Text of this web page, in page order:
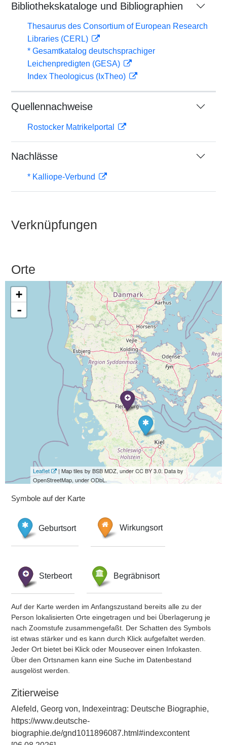
Bibliothekskataloge und Bibliographien
Thesaurus des Consortium of European Research
Libraries (CERL)
* Gesamtkatalog deutschsprachiger
Leichenpredigten (GESA)
Index Theologicus (IxTheo)
Quellennachweise
Rostocker Matrikelportal
Nachlässe
* Kalliope-Verbund
Verknüpfungen
Orte
+
-
Leaflet
| Map tiles by BSB MDZ, under CC BY 3.0. Data by
OpenStreetMap, under ODbL.
Symbole auf der Karte
Geburtsort Wirkungsort
Sterbeort Begräbnisort
Auf der Karte werden im Anfangszustand bereits alle zu der
Person lokalisierten Orte eingetragen und bei Überlagerung je
nach Zoomstufe zusammengefaßt. Der Schatten des Symbols
ist etwas stärker und es kann durch Klick aufgefaltet werden.
Jeder Ort bietet bei Klick oder Mouseover einen Infokasten.
Über den Ortsnamen kann eine Suche im Datenbestand
ausgelöst werden.
Zitierweise
Alefeld, Georg von, Indexeintrag: Deutsche Biographie,
https://www.deutsche-
biographie.de/gnd1011896087.html#indexcontent